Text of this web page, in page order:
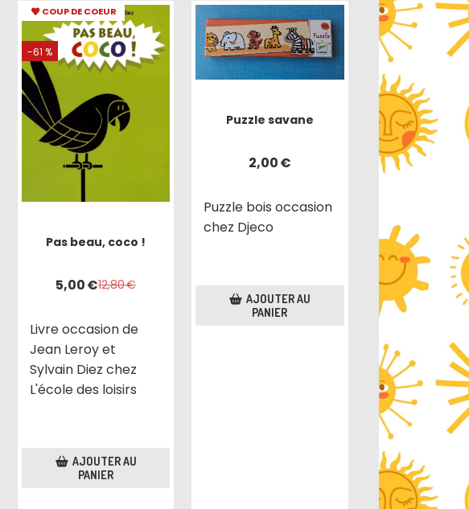
COUP DE COEUR
-61 %
Pas beau, coco !
5,00€12,80€
Livre occasion de
Jean Leroy et
Sylvain Diez chez
L'école des loisirs
AJOUTER AU
PANIER
Puzzle savane
2,00€
Puzzle bois occasion
chez Djeco
AJOUTER AU
PANIER